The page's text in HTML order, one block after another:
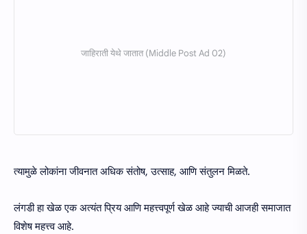
त्यामुळे लोकांना जीवनात अधिक संतोष, उत्साह, आणि संतुलन मिळते.
लंगडी हा खेळ एक अत्यंत प्रिय आणि महत्त्वपूर्ण खेळ आहे ज्याची आजही समाजात
विशेष महत्त्व आहे.